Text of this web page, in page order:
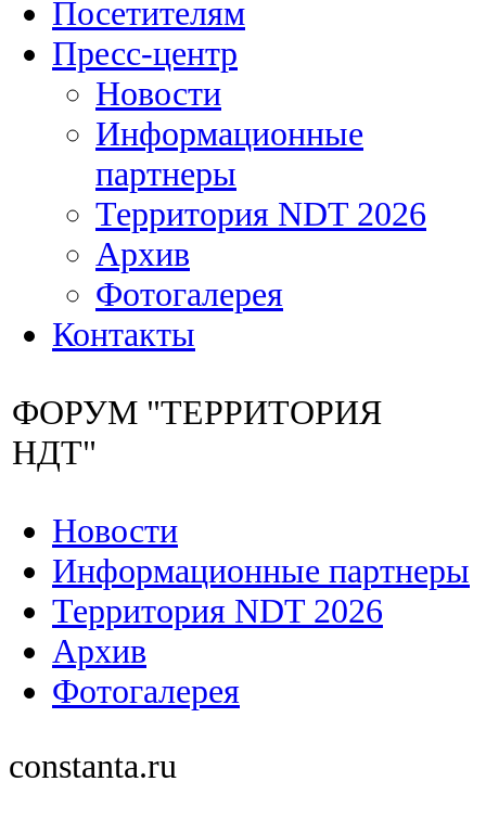
Посетителям
Пресс-центр
Новости
Информационные
партнеры
Территория NDT 2026
Архив
Фотогалерея
Контакты
ФОРУМ "ТЕРРИТОРИЯ
НДТ"
Новости
Информационные партнеры
Территория NDT 2026
Архив
Фотогалерея
constanta.ru